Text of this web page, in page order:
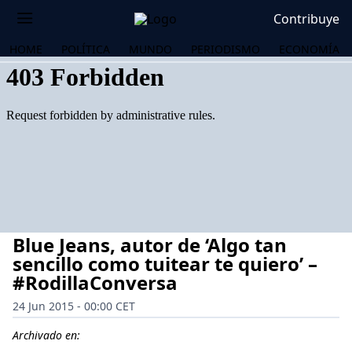
Contribuye
HOME POLÍTICA MUNDO PERIODISMO ECONOMÍA
Blue Jeans, autor de ‘Algo tan
sencillo como tuitear te quiero’ –
#RodillaConversa
24 Jun 2015 - 00:00 CET
Archivado en: